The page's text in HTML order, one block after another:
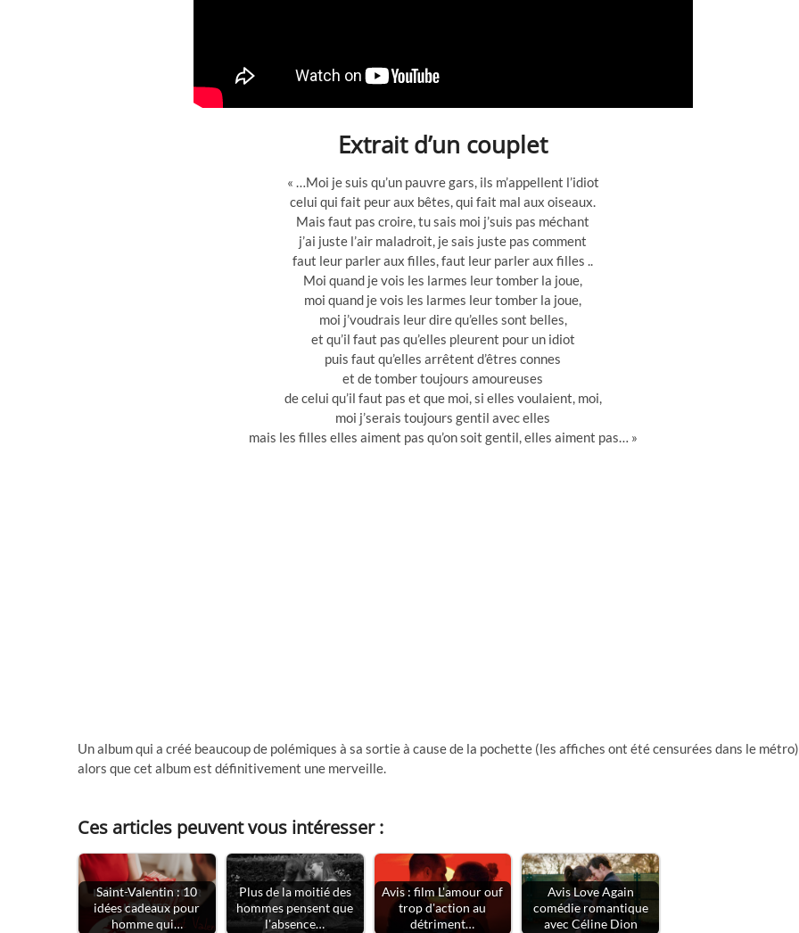
Extrait d’un couplet
« …Moi je suis qu’un pauvre gars, ils m’appellent l’idiot
celui qui fait peur aux bêtes, qui fait mal aux oiseaux.
Mais faut pas croire, tu sais moi j’suis pas méchant
j’ai juste l’air maladroit, je sais juste pas comment
faut leur parler aux filles, faut leur parler aux filles ..
Moi quand je vois les larmes leur tomber la joue,
moi quand je vois les larmes leur tomber la joue,
moi j’voudrais leur dire qu’elles sont belles,
et qu’il faut pas qu’elles pleurent pour un idiot
puis faut qu’elles arrêtent d’êtres connes
et de tomber toujours amoureuses
de celui qu’il faut pas et que moi, si elles voulaient, moi,
moi j’serais toujours gentil avec elles
mais les filles elles aiment pas qu’on soit gentil, elles aiment pas… »
Un album qui a créé beaucoup de polémiques à sa sortie à cause de la pochette (les affiches ont été censurées dans le métro)
alors que cet album est définitivement une merveille.
Ces articles peuvent vous intéresser :
Saint-Valentin : 10
idées cadeaux pour
homme qui…
Plus de la moitié des
hommes pensent que
l'absence…
Avis : film L'amour ouf
trop d'action au
détriment…
Avis Love Again
comédie romantique
avec Céline Dion